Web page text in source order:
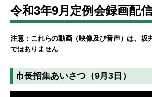
令和3年9月定例会録画配信
注意：これらの動画（映像及び音声）は、坂
ではありません
市長招集あいさつ（9月3日）